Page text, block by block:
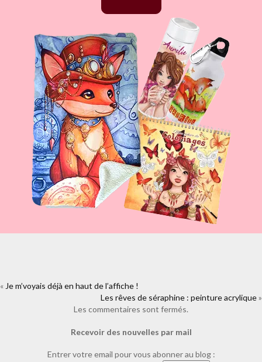
https://www.facebook.com/plugins/like.php?
href=https%3A%2F%2Fwww.laure-
illustrations.com%2F2009%2F02%2Fprojet-en-cours-ficelle-et-larbre-
« Je m’voyais déjà en haut de l’affiche !
Les rêves de séraphine : peinture acrylique»
Les commentaires sont fermés.
Recevoir des nouvelles par mail
Entrer votre email pour vous abonner au blog :